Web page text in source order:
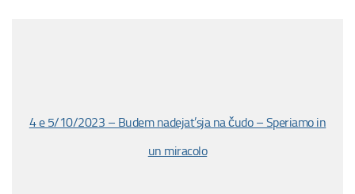
4 e 5/10/2023 – Budem nadejat’sja na čudo – Speriamo in
un miracolo